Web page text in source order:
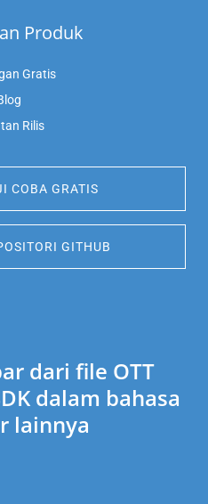
Produk
Gratis
Rilis
COBA GRATIS
GITHUB
dari file OTT
dalam bahasa
lainnya